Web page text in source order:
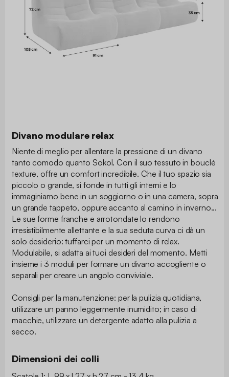
Divano modulare relax
Niente di meglio per allentare la pressione di un divano
tanto comodo quanto Sokol. Con il suo tessuto in bouclé
texture, offre un comfort incredibile. Che il tuo spazio sia
piccolo o grande, si fonde in tutti gli interni e lo
immaginiamo bene in un soggiorno o in una camera, sopra
un grande tappeto, oppure accanto al camino in inverno...
Le sue forme franche e arrotondate lo rendono
irresistibilmente allettante e la sua seduta curva ci dà un
solo desiderio: tuffarci per un momento di relax.
Modulabile, si adatta ai tuoi desideri del momento. Metti
insieme i 3 moduli per formare un divano accogliente o
separali per creare un angolo conviviale.
Consigli per la manutenzione: per la pulizia quotidiana,
utilizzare un panno leggermente inumidito; in caso di
macchie, utilizzare un detergente adatto alla pulizia a
secco.
Dimensioni dei colli